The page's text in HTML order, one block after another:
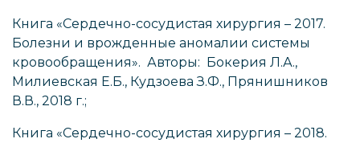
Книга «Сердечно-сосудистая хирургия – 2017.
Болезни и врожденные аномалии системы
кровообращения». Авторы: Бокерия Л.А.,
Милиевская Е.Б., Кудзоева З.Ф., Прянишников
В.В., 2018 г.;
Книга «Сердечно-сосудистая хирургия – 2018.